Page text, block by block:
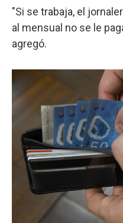
"Si se trabaja, el
al mensual no se le
agregó.